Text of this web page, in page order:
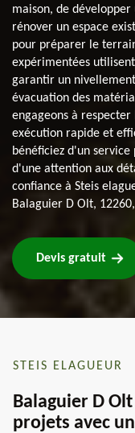
maison, de
rénover un espace
pour préparer le
expérimentées
garantir un
évacuation des
engageons à
exécution rapide et
bénéficiez d'un service
d'une attention aux
confiance à Steis
Balaguier D Olt,
Devis gratuit
STEIS ELAGUEUR
Balaguier D
projets avec